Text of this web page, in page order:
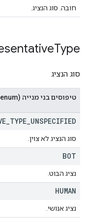
חובה. סוג הנציג.
Type
סוג הנציג
טיפוסים בני מנייה (enum)
TYPE UNSPECIFIED
סוג הנציג לא צוין.
BOT
נציג הבוט.
HUMAN
נציג אנושי.